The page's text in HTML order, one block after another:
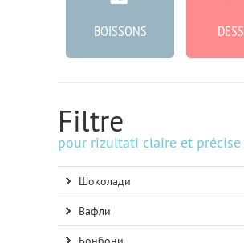
BOISSONS
Filtre
pour rizultati claire et précise
Шоколади
Вафли